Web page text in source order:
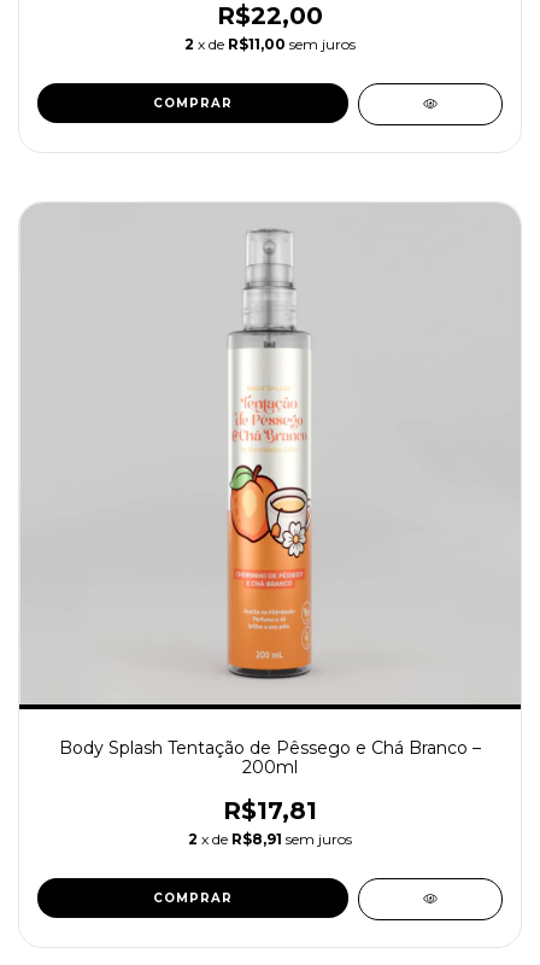
R$22,00
2 x de R$11,00 sem juros
Body Splash Tentação de Pêssego e Chá Branco –
200ml
R$17,81
2 x de R$8,91 sem juros